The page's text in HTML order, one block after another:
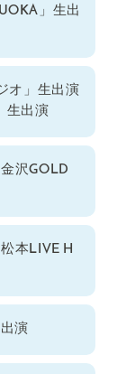
」生出
オ」生出演
生出演
沢GOLD
本LIVE H
演